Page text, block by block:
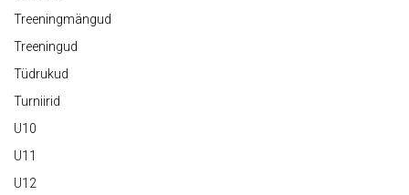
Treeningmängud
Treeningud
Tüdrukud
Turniirid
U10
U11
U12